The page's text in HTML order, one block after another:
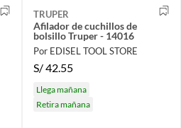
TRUPER
Afilador de cuchillos de
bolsillo Truper - 14016
Por EDISEL TOOL STORE
S/42.55
Llega mañana
Retira mañana